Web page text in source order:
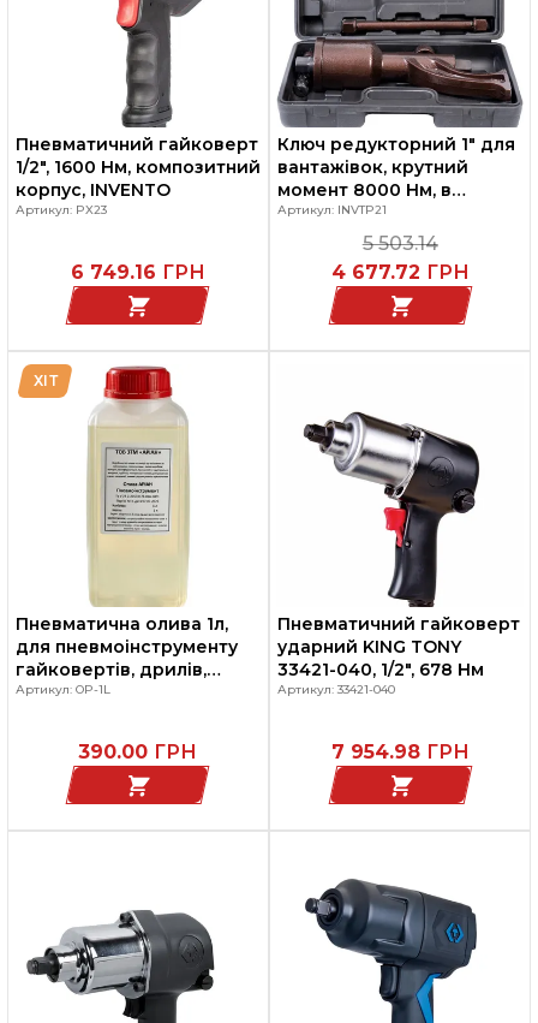
Пневматичний гайковерт
1/2", 1600 Нм, композитний
корпус, INVENTO
Артикул: PX23
6 749.16 ГРН
Ключ редукторний 1" для
вантажівок, крутний
момент 8000 Нм, в
пластиковому кейсі,
Артикул: INVTP21
5 503.14
4 677.72 ГРН
ХІТ
Пневматична олива 1л,
для пневмоінструменту
гайковертів, дрилів,
шліфмашин, OP-1L ARIAN
Артикул: OP-1L
390.00 ГРН
Пневматичний гайковерт
ударний KING TONY
33421-040, 1/2", 678 Нм
Артикул: 33421-040
7 954.98 ГРН